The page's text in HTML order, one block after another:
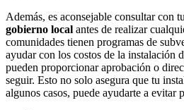
Además, es aconsejable consultar con tu
gobierno local antes de realizar
comunidades tienen programas de
ayudar con los costos de la instalación
pueden proporcionar aprobación o
seguir. Esto no solo asegura que tu
algunos casos, puede ayudarte a evitar